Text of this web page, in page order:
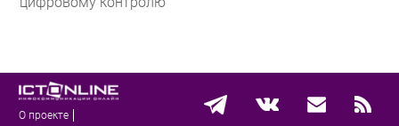
О проекте